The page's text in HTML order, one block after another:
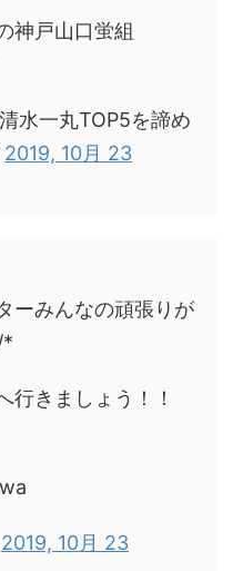
神戸山口蛍組
水一丸TOP5を諦め
2019, 10月 23
ーみんなの頑張りが
*
行きましょう！！
2019, 10月 23